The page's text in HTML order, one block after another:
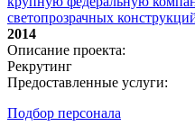
светопрозрачных
2014
Описание проекта:
Рекрутинг
Предоставленные услуги:
Подбор персонала